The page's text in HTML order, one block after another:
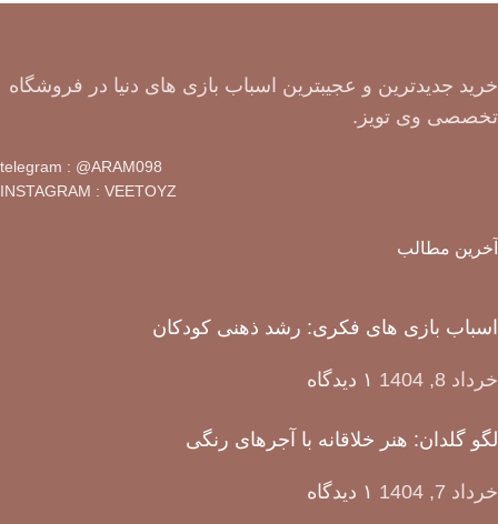
خرید جدیدترین و عجیبترین اسباب بازی های دنیا در فروشگاه
تخصصی وی تویز.
telegram : @ARAM098
INSTAGRAM : VEETOYZ
آخرین مطالب
اسباب بازی های فکری: رشد ذهنی کودکان
خرداد 8, 1404 ۱ دیدگاه
لگو گلدان: هنر خلاقانه با آجرهای رنگی
خرداد 7, 1404 ۱ دیدگاه